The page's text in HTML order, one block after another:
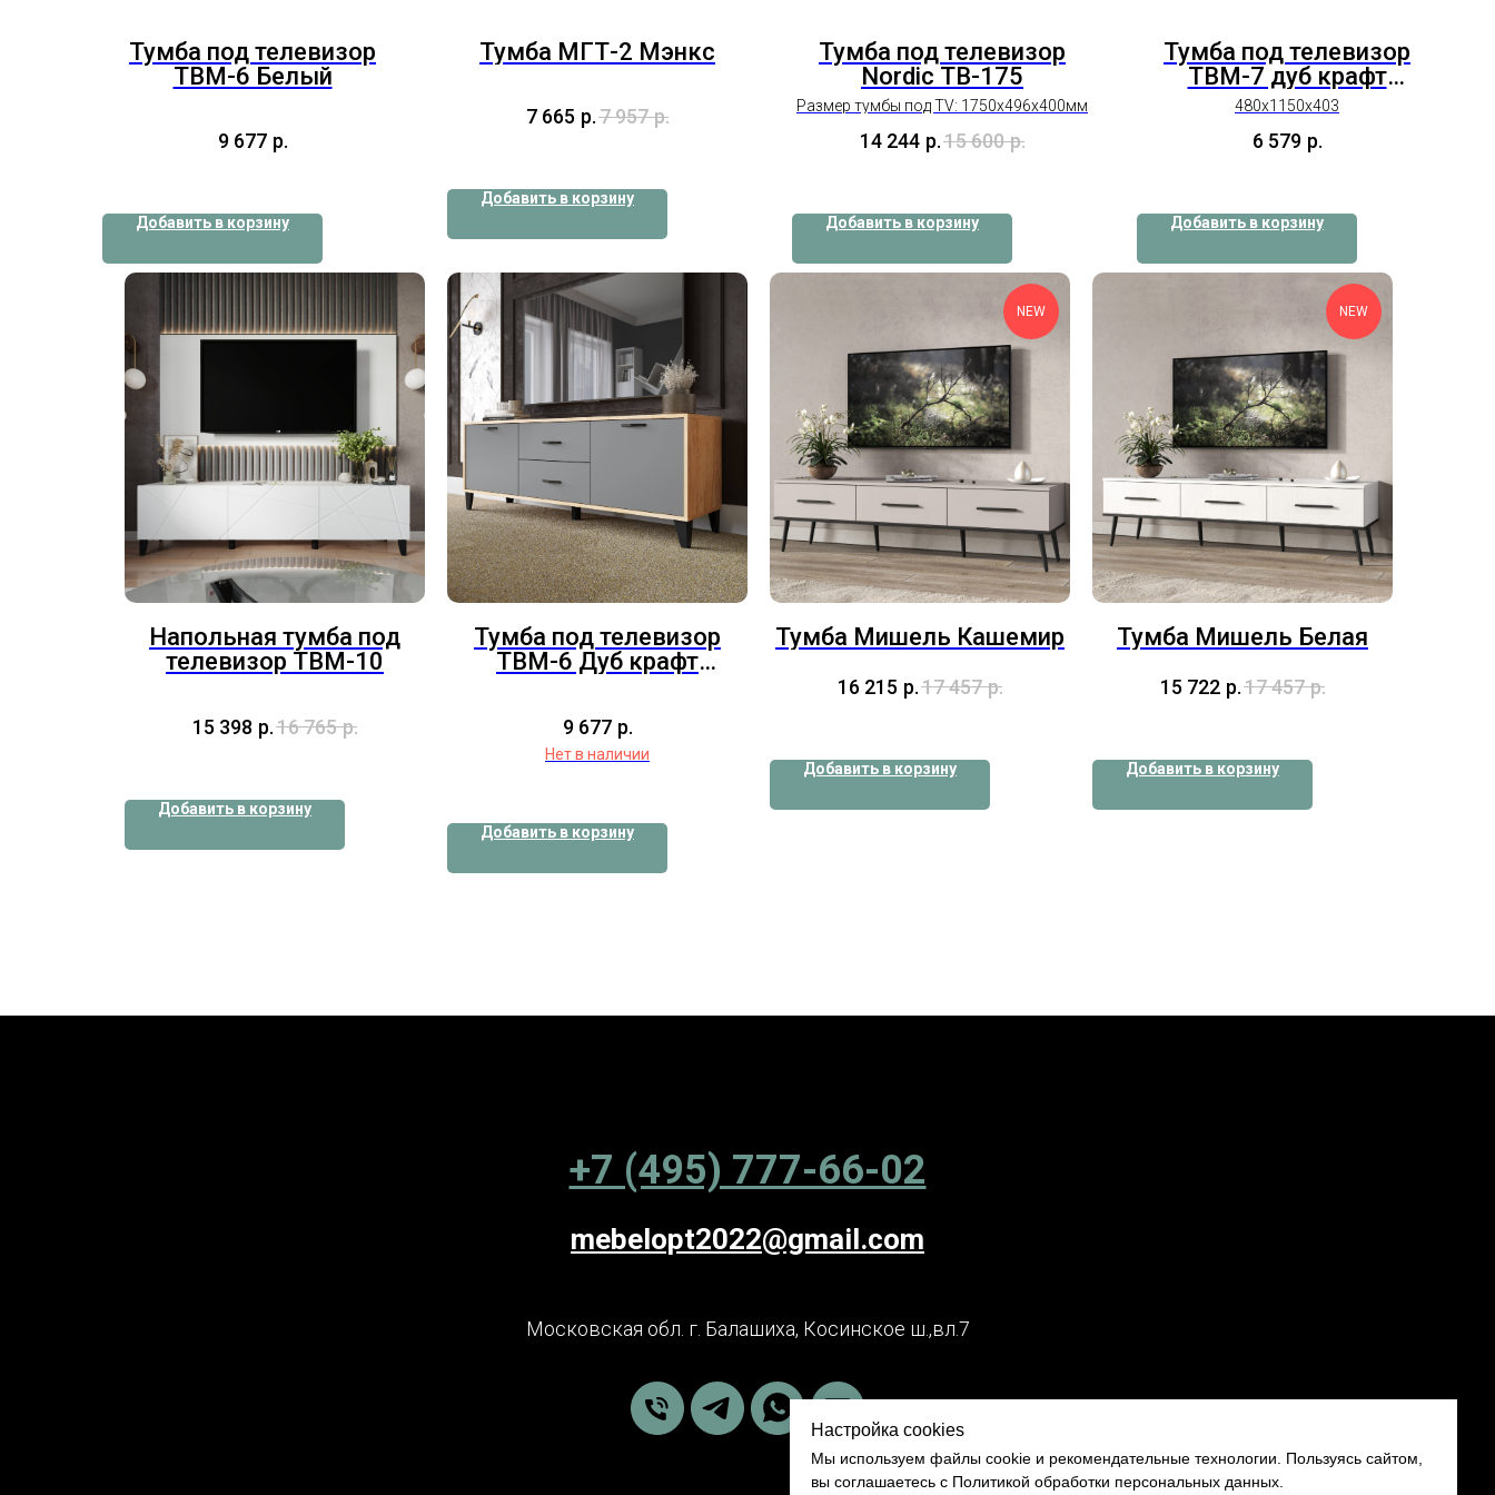
Тумба под телевизор
ТВМ-6 Белый
9 677 р.
Добавить в корзину
Тумба МГТ-2 Мэнкс
7 665 р.7 957 р.
Добавить в корзину
Тумба под телевизор
Nordic ТВ-175
Размер тумбы под TV: 1750х496х400мм
14 244 р.15 600 р.
Добавить в корзину
Тумба под телевизор
ТВМ-7 дуб крафт
золотой
480х1150х403
6 579 р.
Добавить в корзину
Напольная тумба под
телевизор ТВМ-10
15 398 р.16 765 р.
Добавить в корзину
Тумба под телевизор
ТВМ-6 Дуб крафт
9 677 р.
Нет в наличии
Добавить в корзину
NEW
Тумба Мишель Кашемир
16 215 р.17 457 р.
Добавить в корзину
NEW
Тумба Мишель Белая
15 722 р.17 457 р.
Добавить в корзину
+7 (495) 777-66-02
mebelopt2022@gmail.com
Московская обл. г. Балашиха, Косинское ш.,вл.7
Настройка cookies
Мы используем файлы cookie и рекомендательные технологии. Пользуясь сайтом,
вы соглашаетесь с Политикой обработки персональных данных.